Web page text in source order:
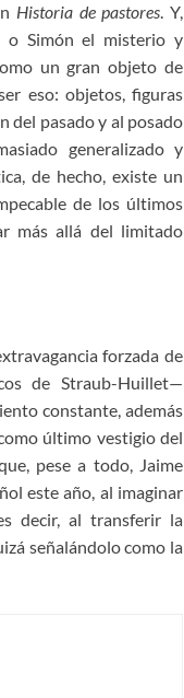
Historia de pastores. Y,
o Simón el misterio y
un gran objeto de
eso: objetos, figuras
del pasado y al posado
generalizado y
de hecho, existe un
de los últimos
más allá del limitado
forzada de
de Straub-Huillet—
constante, además
último vestigio del
pese a todo, Jaime
este año, al imaginar
decir, al transferir la
señalándolo como la